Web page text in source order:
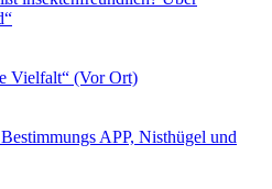
Vielfalt“ (Vor Ort)
APP, Nisthügel und